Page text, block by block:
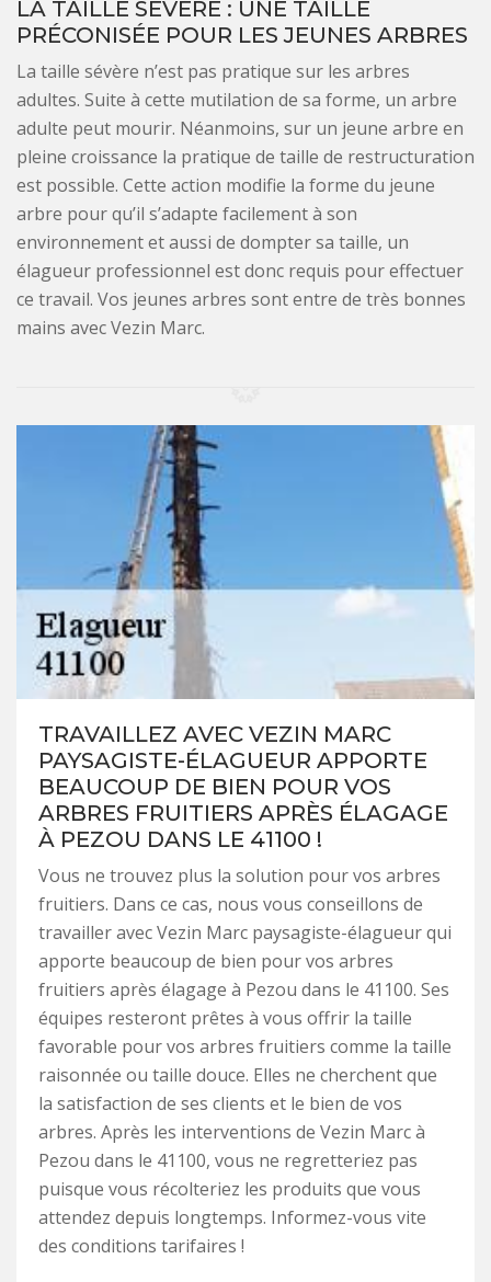
LA TAILLE SÉVÈRE : UNE TAILLE
PRÉCONISÉE POUR LES JEUNES ARBRES
La taille sévère n’est pas pratique sur les arbres
adultes. Suite à cette mutilation de sa forme, un arbre
adulte peut mourir. Néanmoins, sur un jeune arbre en
pleine croissance la pratique de taille de restructuration
est possible. Cette action modifie la forme du jeune
arbre pour qu’il s’adapte facilement à son
environnement et aussi de dompter sa taille, un
élagueur professionnel est donc requis pour effectuer
ce travail. Vos jeunes arbres sont entre de très bonnes
mains avec Vezin Marc.
TRAVAILLEZ AVEC VEZIN MARC
PAYSAGISTE-ÉLAGUEUR APPORTE
BEAUCOUP DE BIEN POUR VOS
ARBRES FRUITIERS APRÈS ÉLAGAGE
À PEZOU DANS LE 41100 !
Vous ne trouvez plus la solution pour vos arbres
fruitiers. Dans ce cas, nous vous conseillons de
travailler avec Vezin Marc paysagiste-élagueur qui
apporte beaucoup de bien pour vos arbres
fruitiers après élagage à Pezou dans le 41100. Ses
équipes resteront prêtes à vous offrir la taille
favorable pour vos arbres fruitiers comme la taille
raisonnée ou taille douce. Elles ne cherchent que
la satisfaction de ses clients et le bien de vos
arbres. Après les interventions de Vezin Marc à
Pezou dans le 41100, vous ne regretteriez pas
puisque vous récolteriez les produits que vous
attendez depuis longtemps. Informez-vous vite
des conditions tarifaires !